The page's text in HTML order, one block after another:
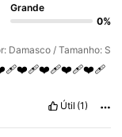
Grande
0%
Damasco / Tamanho: S
Útil (1)